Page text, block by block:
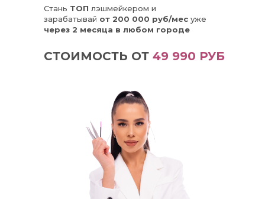
СТОИМОСТЬ ОТ 49 990 РУБ
Стань ТОП лэшмейкером и
зарабатывай от 200 000 руб/мес уже
через 2 месяца в любом городе